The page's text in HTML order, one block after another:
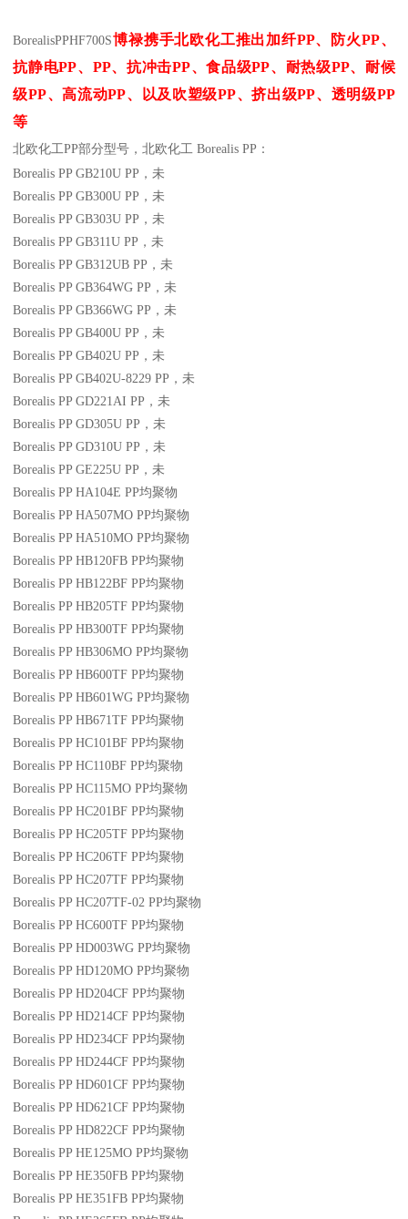
BorealisPPHF700S博禄携手北欧化工推出加纤PP、防火PP、
抗静电PP、 PP、抗冲击PP、食品级PP、耐热级PP、耐候
级PP、高流动PP、以及吹塑级PP、挤出级PP、透明级PP
等
北欧化工PP部分型号，北欧化工 Borealis PP：
Borealis PP GB210U PP ，未
Borealis PP GB300U PP ，未
Borealis PP GB303U PP ，未
Borealis PP GB311U PP ，未
Borealis PP GB312UB PP ，未
Borealis PP GB364WG PP ，未
Borealis PP GB366WG PP ，未
Borealis PP GB400U PP ，未
Borealis PP GB402U PP ，未
Borealis PP GB402U-8229 PP ，未
Borealis PP GD221AI PP ，未
Borealis PP GD305U PP ，未
Borealis PP GD310U PP ，未
Borealis PP GE225U PP ，未
Borealis PP HA104E PP均聚物
Borealis PP HA507MO PP均聚物
Borealis PP HA510MO PP均聚物
Borealis PP HB120FB PP均聚物
Borealis PP HB122BF PP均聚物
Borealis PP HB205TF PP均聚物
Borealis PP HB300TF PP均聚物
Borealis PP HB306MO PP均聚物
Borealis PP HB600TF PP均聚物
Borealis PP HB601WG PP均聚物
Borealis PP HB671TF PP均聚物
Borealis PP HC101BF PP均聚物
Borealis PP HC110BF PP均聚物
Borealis PP HC115MO PP均聚物
Borealis PP HC201BF PP均聚物
Borealis PP HC205TF PP均聚物
Borealis PP HC206TF PP均聚物
Borealis PP HC207TF PP均聚物
Borealis PP HC207TF-02 PP均聚物
Borealis PP HC600TF PP均聚物
Borealis PP HD003WG PP均聚物
Borealis PP HD120MO PP均聚物
Borealis PP HD204CF PP均聚物
Borealis PP HD214CF PP均聚物
Borealis PP HD234CF PP均聚物
Borealis PP HD244CF PP均聚物
Borealis PP HD601CF PP均聚物
Borealis PP HD621CF PP均聚物
Borealis PP HD822CF PP均聚物
Borealis PP HE125MO PP均聚物
Borealis PP HE350FB PP均聚物
Borealis PP HE351FB PP均聚物